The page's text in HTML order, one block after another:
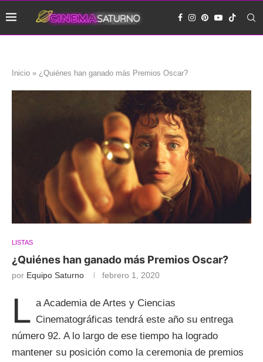
Inicio » ¿Quiénes han ganado más Premios Oscar?
LISTAS
¿Quiénes han ganado más Premios Oscar?
por Equipo Saturno febrero 1, 2020
L a Academia de Artes y Ciencias
Cinematográficas tendrá este año su entrega
número 92. A lo largo de ese tiempo ha logrado
mantener su posición como la ceremonia de premios